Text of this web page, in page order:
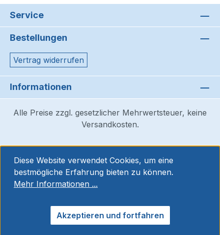
Service
Bestellungen
Vertrag widerrufen
Informationen
Alle Preise zzgl. gesetzlicher Mehrwertsteuer, keine
Versandkosten.
Diese Website verwendet Cookies, um eine
bestmögliche Erfahrung bieten zu können.
Mehr Informationen ...
Akzeptieren und fortfahren